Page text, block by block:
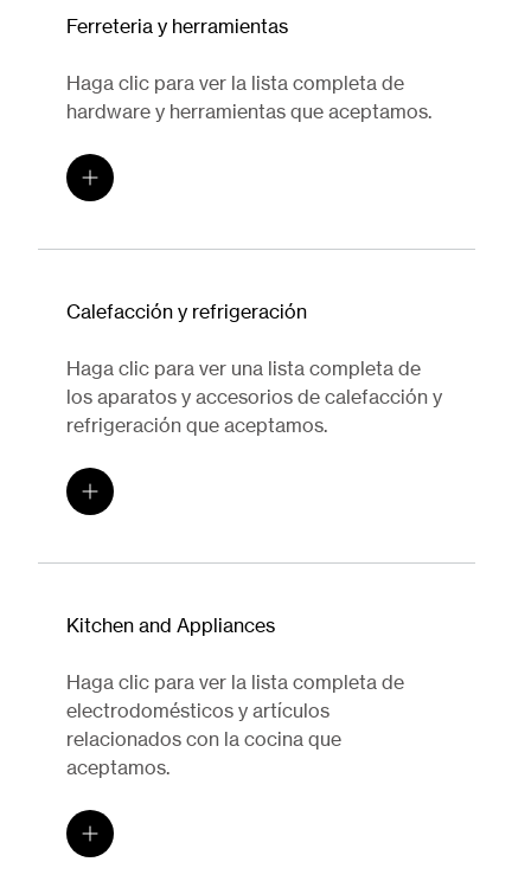
Ferreteria y herramientas
Haga clic para ver la lista completa de
hardware y herramientas que aceptamos.
Calefacción y refrigeración
Haga clic para ver una lista completa de
los aparatos y accesorios de calefacción y
refrigeración que aceptamos.
Kitchen and Appliances
Haga clic para ver la lista completa de
electrodomésticos y artículos
relacionados con la cocina que
aceptamos.